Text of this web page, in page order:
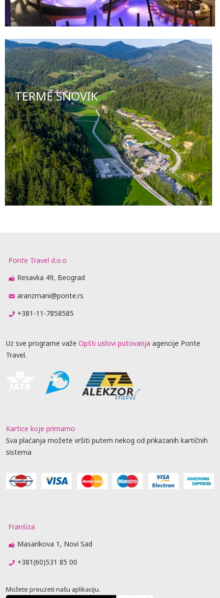
TERME SNOVIK
Ponte Travel d.o.o
Resavka 49, Beograd
aranzmani@ponte.rs
+381-11-7858585
Uz sve programe važe Opšti uslovi putovanja agencije Ponte
Travel.
Kartice koje primamo
Sva plaćanja možete vršiti putem nekog od prikazanih kartičnih
sistema
Franšiza
Masarikova 1, Novi Sad
+381(60)531 85 00
Možete preuzeti našu aplikaciju.